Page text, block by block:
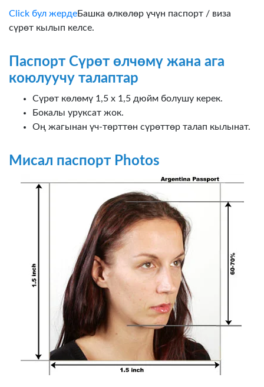
Click бул жердеБашка өлкөлөр үчүн паспорт / виза
сүрөт кылып келсе.
Паспорт Сүрөт өлчөмү жана ага
коюлуучу талаптар
Сүрөт көлөмү 1,5 х 1,5 дюйм болушу керек.
Бокалы уруксат жок.
Оң жагынан үч-төрттөн сүрөттөр талап кылынат.
Мисал паспорт Photos